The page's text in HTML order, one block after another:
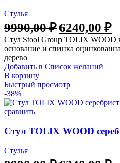
Стулья
9990,00₽6240,00 ₽
Стул Stool Group TOLIX WOOD
основание и спинка
дерево
Добавить в Список желаний
В корзину
Быстрый просмотр
-38%
сравнить
Стул TOLIX WOOD
Стулья